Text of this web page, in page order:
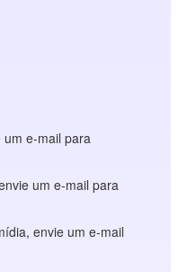
e-mail para
um e-mail para
envie um e-mail